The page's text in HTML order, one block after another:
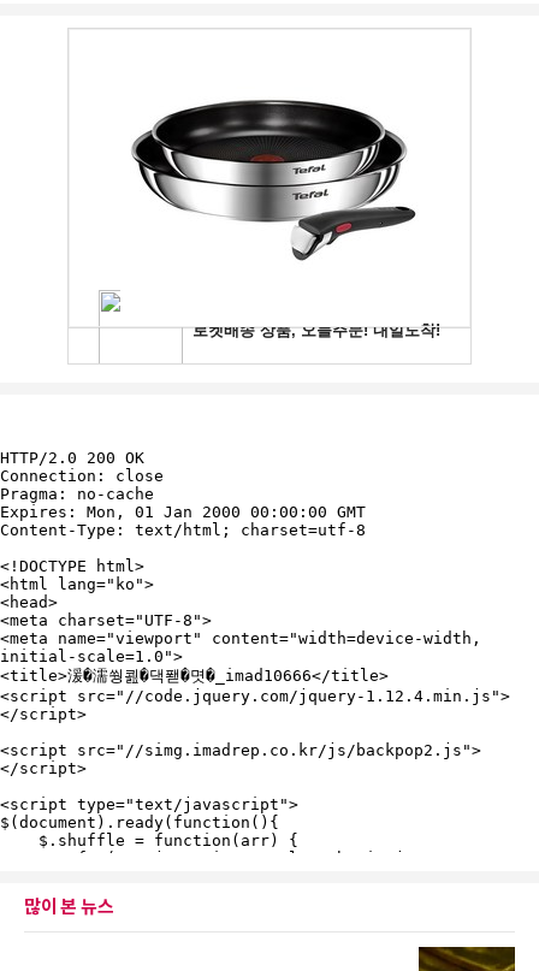
많이 본 뉴스